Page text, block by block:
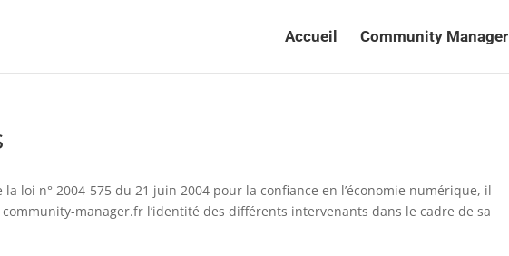
Accueil Community Manager
loi n° 2004-575 du 21 juin 2004 pour la confiance en l’économie numérique, il
manager.fr l’identité des différents intervenants dans le cadre de sa